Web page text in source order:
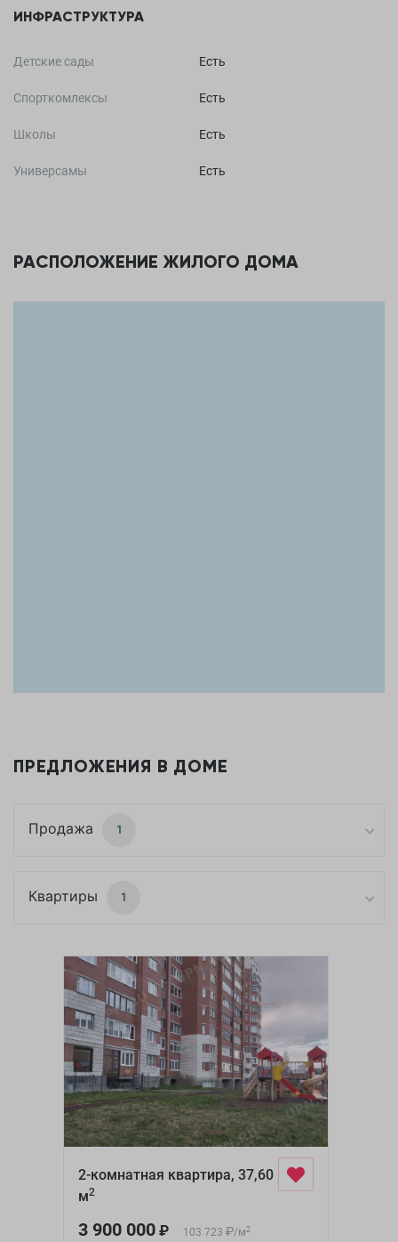
ИНФРАСТРУКТУРА
Детские сады Есть
Спорткомлексы Есть
Школы Есть
Универсамы Есть
РАСПОЛОЖЕНИЕ ЖИЛОГО ДОМА
ПРЕДЛОЖЕНИЯ В ДОМЕ
Продажа 1
Квартиры 1
2-комнатная квартира, 37,60
м2
3 900 000₽ 103 723 ₽/м2